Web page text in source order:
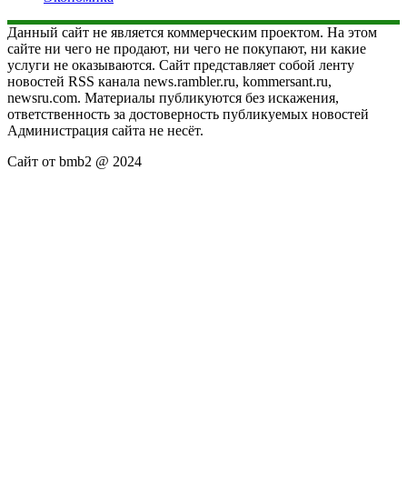
Данный сайт не является коммерческим проектом. На этом
сайте ни чего не продают, ни чего не покупают, ни какие
услуги не оказываются. Сайт представляет собой ленту
новостей RSS канала news.rambler.ru, kommersant.ru,
newsru.com. Материалы публикуются без искажения,
ответственность за достоверность публикуемых новостей
Администрация сайта не несёт.
Сайт от bmb2 @ 2024